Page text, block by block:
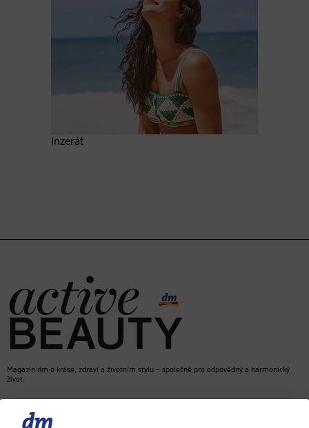
Inzerát
Magazín dm o kráse, zdraví a životním stylu – společně pro odpovědný a harmonický
život.